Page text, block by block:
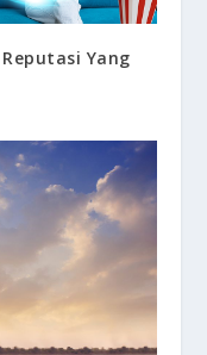
Yang